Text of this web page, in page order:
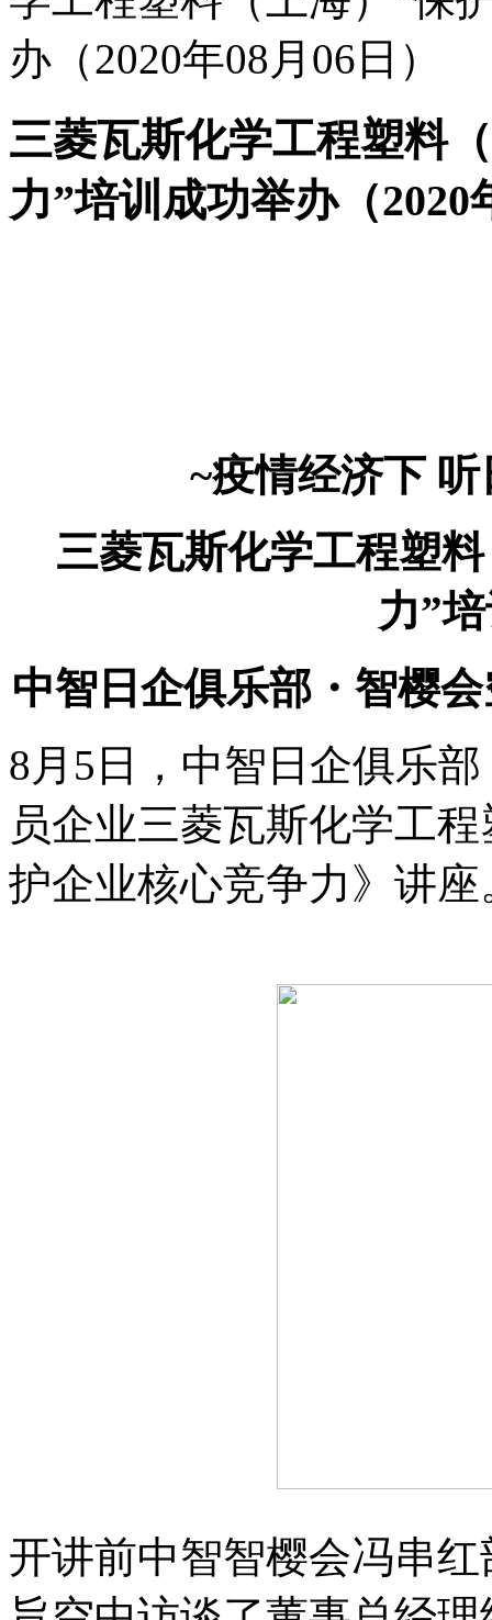
办（2020年08月06日）
三菱瓦斯化学工程塑料
力”培训成功举办（2020
~疫情经济下
三菱瓦斯化学工程塑
力”
中智日企俱乐部・智樱
8月5日，中智日企俱乐
员企业三菱瓦斯化学工
护企业核心竞争力》讲座
开讲前中智智樱会冯串